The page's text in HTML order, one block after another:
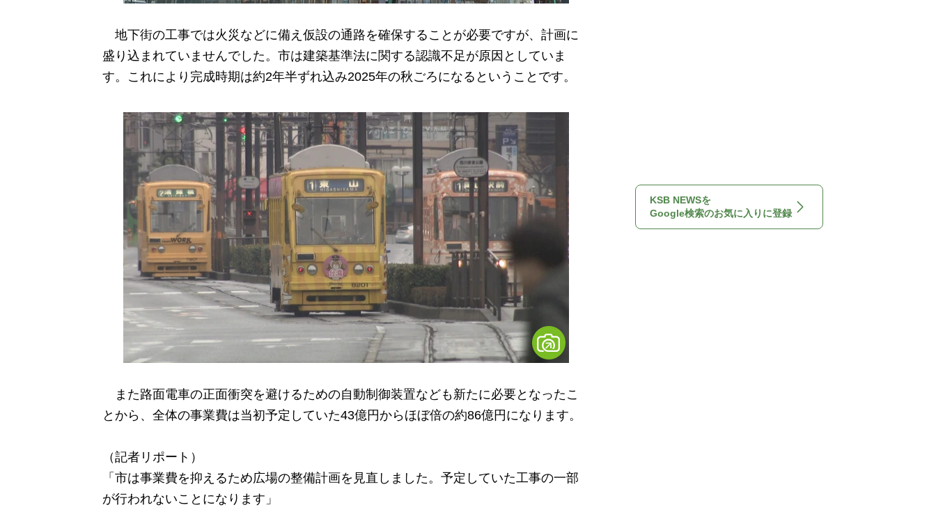
地下街の工事では火災などに備え仮設の通路を確保することが必要ですが、計画に
盛り込まれていませんでした。市は建築基準法に関する認識不足が原因としていま
す。これにより完成時期は約2年半ずれ込み2025年の秋ごろになるということです。
また路面電車の正面衝突を避けるための自動制御装置なども新たに必要となったこ
とから、全体の事業費は当初予定していた43億円からほぼ倍の約86億円になります。
（記者リポート）
「市は事業費を抑えるため広場の整備計画を見直しました。予定していた工事の一部
が行われないことになります」
KSB NEWSを
Google検索のお気に入りに登録